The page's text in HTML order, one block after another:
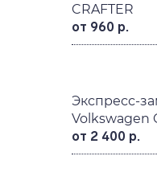
CRAFTER
от 960 р.
Экспресс-
Volkswagen
от 2 400 р.